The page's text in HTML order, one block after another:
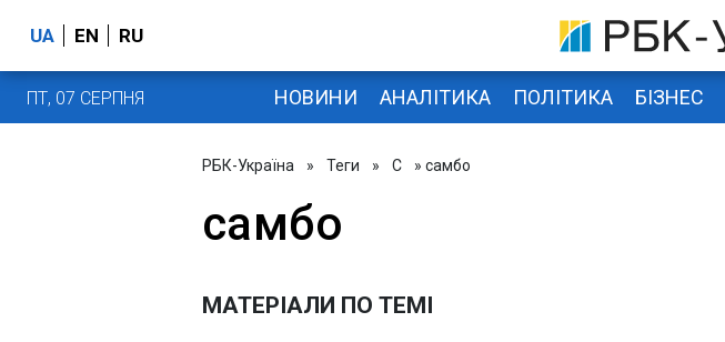
UA EN RU
ПТ, 07 СЕРПНЯ НОВИНИ АНАЛІТИКА ПОЛІТИКА БІЗНЕС
РБК-Україна » Теги » С » самбо
самбо
МАТЕРІАЛИ ПО ТЕМІ